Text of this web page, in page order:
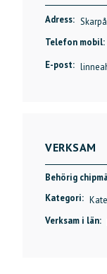
Adress:
Telefon mobil:
E-post:
VERKSAM
Behörig
Kategori:
Verksam i län: